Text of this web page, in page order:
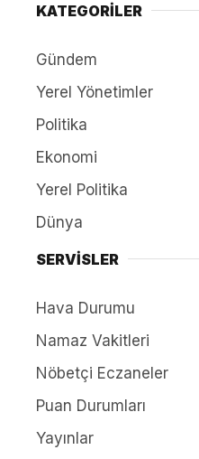
KATEGORİLER
Gündem
Yerel Yönetimler
Politika
Ekonomi
Yerel Politika
Dünya
SERVİSLER
Hava Durumu
Namaz Vakitleri
Nöbetçi Eczaneler
Puan Durumları
Yayınlar